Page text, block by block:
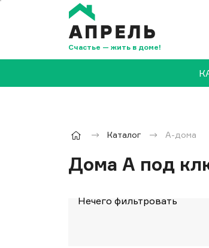
Счастье — жить в доме!
Каталог А-дома
Дома А под
Нечего фильтровать